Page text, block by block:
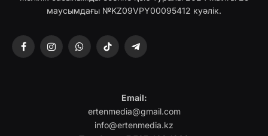
маусымдағы №KZ09VPY00095412 куәлік.
FacebookInstagramWhatsAppTikTok Telegram
Email:
ertenmedia@gmail.com
info@ertenmedia.kz